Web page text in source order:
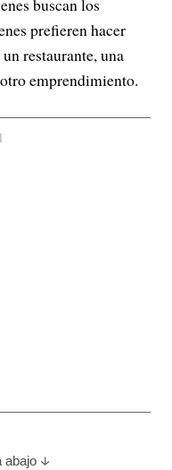
buscan los
prefieren hacer
restaurante, una
emprendimiento.
abajo